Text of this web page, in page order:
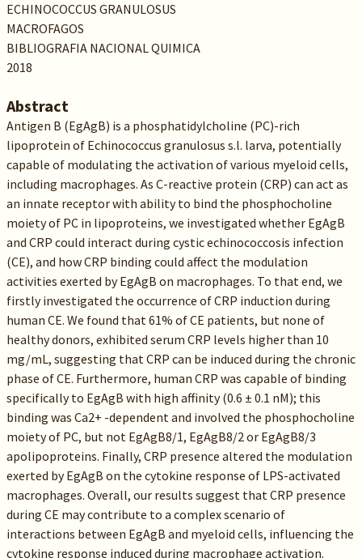
ECHINOCOCCUS GRANULOSUS
MACROFAGOS
BIBLIOGRAFIA NACIONAL QUIMICA
2018
Abstract
Antigen B (EgAgB) is a phosphatidylcholine (PC)-rich
lipoprotein of Echinococcus granulosus s.l. larva, potentially
capable of modulating the activation of various myeloid cells,
including macrophages. As C-reactive protein (CRP) can act as
an innate receptor with ability to bind the phosphocholine
moiety of PC in lipoproteins, we investigated whether EgAgB
and CRP could interact during cystic echinococcosis infection
(CE), and how CRP binding could affect the modulation
activities exerted by EgAgB on macrophages. To that end, we
firstly investigated the occurrence of CRP induction during
human CE. We found that 61% of CE patients, but none of
healthy donors, exhibited serum CRP levels higher than 10
mg/mL, suggesting that CRP can be induced during the chronic
phase of CE. Furthermore, human CRP was capable of binding
specifically to EgAgB with high affinity (0.6 ± 0.1 nM); this
binding was Ca2+ -dependent and involved the phosphocholine
moiety of PC, but not EgAgB8/1, EgAgB8/2 or EgAgB8/3
apolipoproteins. Finally, CRP presence altered the modulation
exerted by EgAgB on the cytokine response of LPS-activated
macrophages. Overall, our results suggest that CRP presence
during CE may contribute to a complex scenario of
interactions between EgAgB and myeloid cells, influencing the
cytokine response induced during macrophage activation.